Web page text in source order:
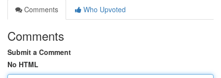
Comments
Who Upvoted
Comments
Submit a Comment
No HTML